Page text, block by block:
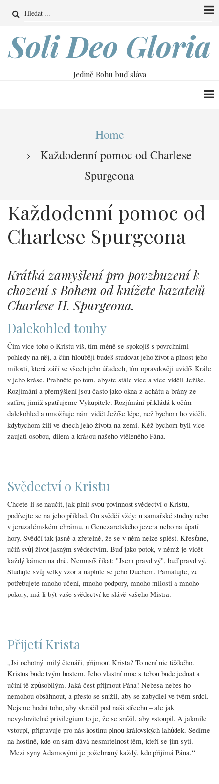
obsahu
Search
Soli Deo Gloria
Jedině Bohu buď sláva
Home
Každodenní pomoc od Charlese
Spurgeona
Každodenní pomoc od
Charlese Spurgeona
Krátká zamyšlení pro povzbuzení k
chození s Bohem od knížete kazatelů
Charlese H. Spurgeona.
Dalekohled touhy
Čím více toho o Kristu víš, tím méně se spokojíš s povrchními
pohledy na něj, a čím hlouběji budeš studovat jeho život a plnost jeho
milosti, která září ve všech jeho úřadech, tím opravdověji uvidíš Krále
v jeho kráse. Prahněte po tom, abyste stále více a více viděli Ježíše.
Rozjímání a přemýšlení jsou často jako okna z achátu a brány ze
safíru, jimiž spatřujeme Vykupitele. Rozjímání přikládá k očím
dalekohled a umožňuje nám vidět Ježíše lépe, než bychom ho viděli,
kdybychom žili ve dnech jeho života na zemi. Kéž bychom byli více
zaujati osobou, dílem a krásou našeho vtěleného Pána.
Svědectví o Kristu
Chcete-li se naučit, jak plnit svou povinnost svědectví o Kristu,
podívejte se na jeho příklad. On svědčí vždy: u samařské studny nebo
v jeruzalémském chrámu, u Genezaretského jezera nebo na úpatí
hory. Svědčí tak jasně a zřetelně, že se v něm nelze splést. Křesťane,
učiň svůj život jasným svědectvím. Buď jako potok, v němž je vidět
každý kámen na dně. Nemusíš říkat: "Jsem pravdivý", buď pravdivý.
Studujte svůj velký vzor a naplňte se jeho Duchem. Pamatujte, že
potřebujete mnoho učení, mnoho podpory, mnoho milosti a mnoho
pokory, má-li být vaše svědectví ke slávě vašeho Mistra.
Přijetí Krista
„Jsi ochotný, milý čtenáři, přijmout Krista? To není nic těžkého.
Kristus bude tvým hostem. Jeho vlastní moc s tebou bude jednat a
učiní tě způsobilým. Jaká čest přijmout Pána! Nebesa nebes ho
nemohou obsáhnout, a přesto se snížil, aby se zabydlel ve tvém srdci.
Nejsme hodni toho, aby vkročil pod naši střechu – ale jak
nevyslovitelné privilegium to je, že se snížil, aby vstoupil. A jakmile
vstoupí, připravuje pro nás hostinu plnou královských lahůdek. Sedíme
na hostině, kde on sám dává nesmrtelnost těm, kteří se jím sytí.
Mezi syny Adamovými je požehnaný každý, kdo přijímá Pána.“